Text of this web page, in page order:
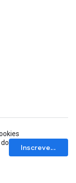
Inscrever-se